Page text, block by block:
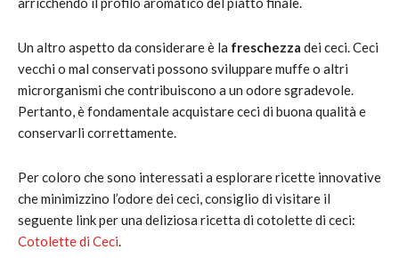
Un altro aspetto da considerare è la freschezza dei ceci. Ceci
vecchi o mal conservati possono sviluppare muffe o altri
microrganismi che contribuiscono a un odore sgradevole.
Pertanto, è fondamentale acquistare ceci di buona qualità e
conservarli correttamente.
Per coloro che sono interessati a esplorare ricette innovative
che minimizzino l’odore dei ceci, consiglio di visitare il
seguente link per una deliziosa ricetta di cotolette di ceci:
Cotolette di Ceci.